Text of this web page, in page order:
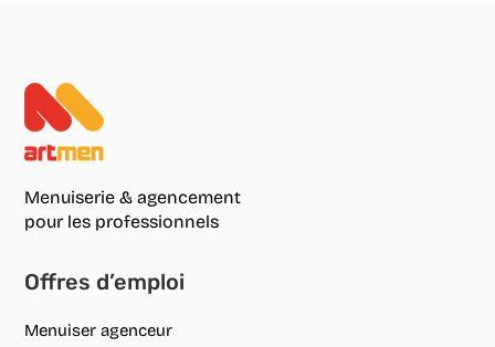
Menuiserie & agencement
pour les professionnels
Offres d’emploi
Menuiser agenceur